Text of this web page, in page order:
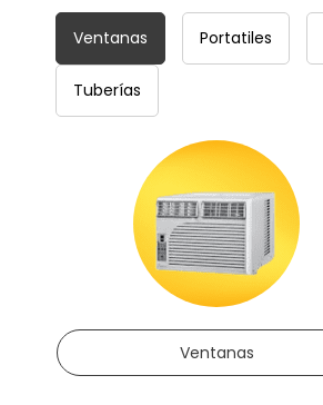
Ventanas Portatiles
Tuberías
Ventanas